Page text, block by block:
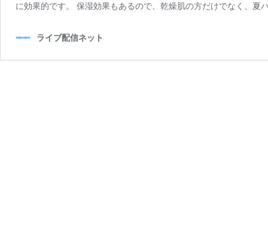
に効果的です。 保湿効果もあるので、乾燥肌の方だけでなく、
ライブ配信ネット